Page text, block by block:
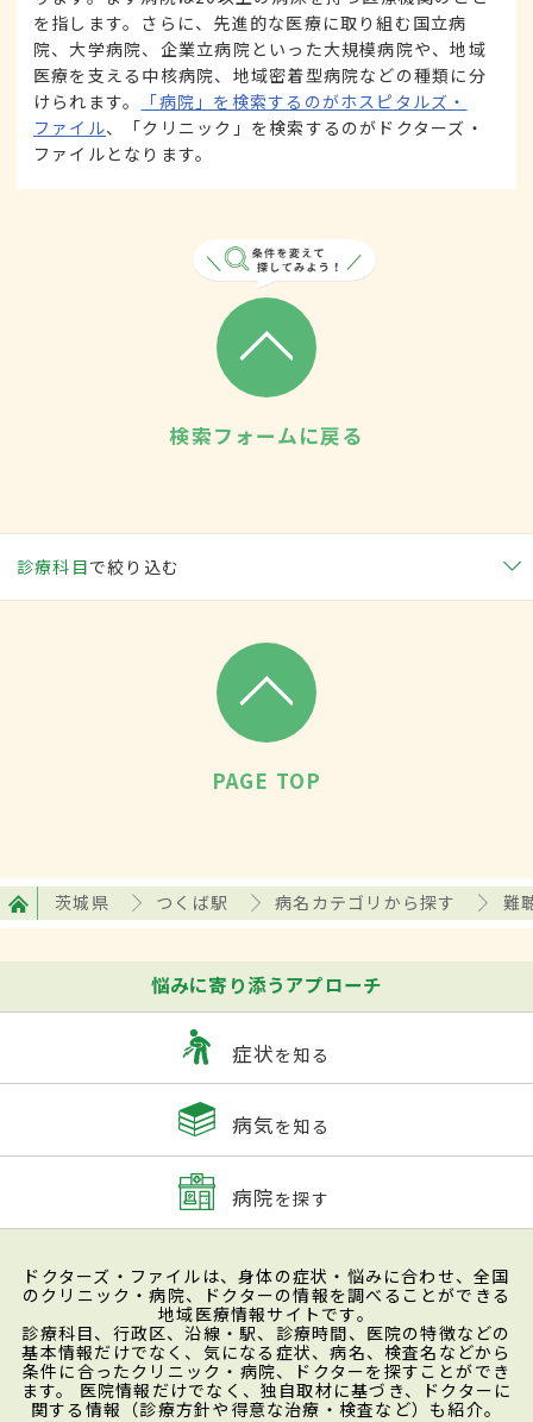
を指します。さらに、先進的な医療に取り組む国立病
院、大学病院、企業立病院といった大規模病院や、地域
医療を支える中核病院、地域密着型病院などの種類に分
けられます。
「病院」を検索するのがホスピタルズ・
ファイル、「クリニック」を検索するのがドクターズ・
ファイルとなります。
検索フォームに戻る
診療科目で絞り込む
PAGE TOP
茨城県 つくば駅 病名カテゴリから探す 難
悩みに寄り添うアプローチ
症状を知る
病気を知る
病院を探す
ドクターズ・ファイルは、身体の症状・悩みに合わせ、全国
のクリニック・病院、ドクターの情報を調べることができる
地域医療情報サイトです。
診療科目、行政区、沿線・駅、診療時間、医院の特徴などの
基本情報だけでなく、気になる症状、病名、検査名などから
条件に合ったクリニック・病院、ドクターを探すことができ
ます。 医院情報だけでなく、独自取材に基づき、ドクターに
関する情報（診療方針や得意な治療・検査など）も紹介。